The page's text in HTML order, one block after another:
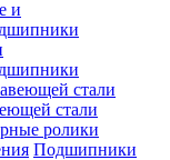
стали
ролики
Подшипники